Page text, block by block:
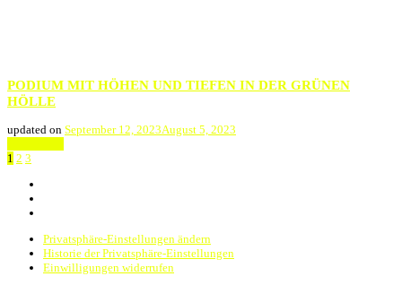
PODIUM MIT HÖHEN UND TIEFEN IN DER GRÜNEN
HÖLLE
updated on September 12, 2023August 5, 2023
Seitennummerierung
der
Beiträge
Page
1 Page
2 Page
3
Privatsphäre-Einstellungen ändern
Historie der Privatsphäre-Einstellungen
Einwilligungen widerrufen